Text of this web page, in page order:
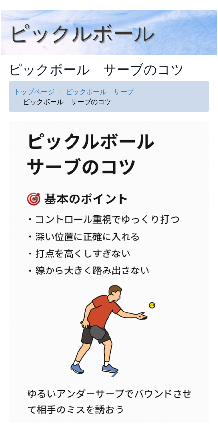
ピックルボール
ピックボール サーブのコツ
トップページ
ピックボール サーブ
ピックボール サーブのコツ